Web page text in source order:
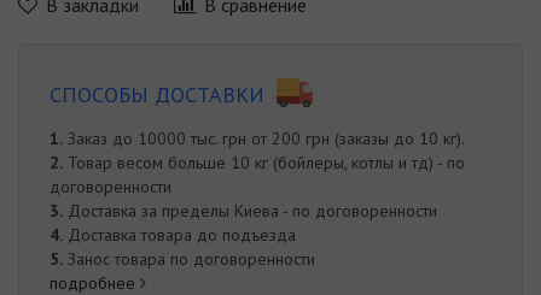
СПОСОБЫ ДОСТАВКИ
1. Заказ до 10000 тыс. грн от 200 грн (заказы до 10 кг).
2. Товар весом больше 10 кг (бойлеры, котлы и тд) - по
договоренности
3. Доставка за пределы Киева - по договоренности
4. Доставка товара до подъезда
5. Занос товара по договоренности
подробнее